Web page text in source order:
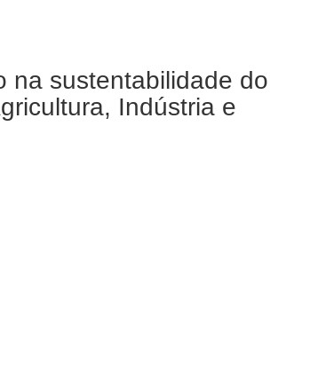
na sustentabilidade do
Indústria e